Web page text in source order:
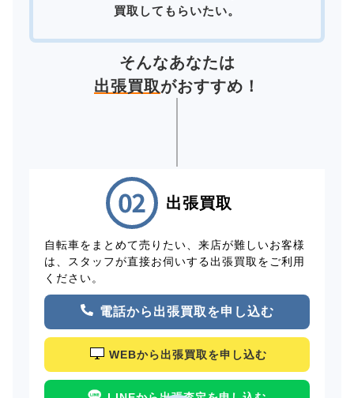
買取してもらいたい。
そんなあなたは
出張買取がおすすめ！
出張買取
自転車をまとめて売りたい、来店が難しいお客様
は、スタッフが直接お伺いする出張買取をご利用
ください。
電話から出張買取を申し込む
WEBから出張買取を申し込む